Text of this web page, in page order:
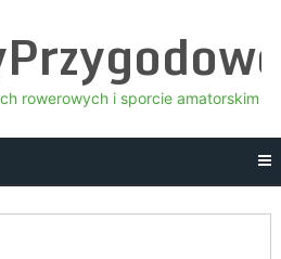
rowerowych i sporcie amatorskim